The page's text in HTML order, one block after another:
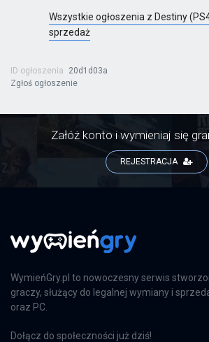
Wszystkie ogłoszenia z Destiny
sprzedaż
ID ogłoszenia
20d1d03a
Zgłoś ogłoszenie
Załóż konto i wymieniaj się
REJESTRACJA
WymieńGry.pl to nowoczesny serwis
graczy, służący do legalnej wymiany i
oraz PC.
Dołącz do społeczności już dziś!